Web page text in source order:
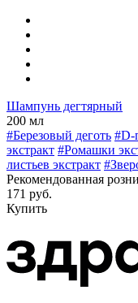
Шампунь дегтярный
200 мл
#Березовый деготь #D-
экстракт #Ромашки
листьев экстракт
Рекомендованная
171 руб.
Купить